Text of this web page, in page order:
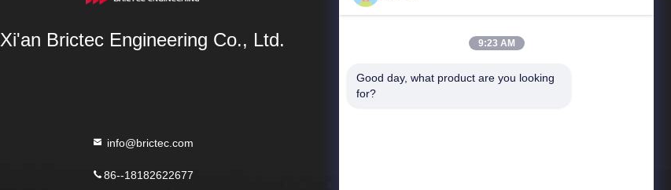
Xi'an Brictec Engineering Co., Ltd.
info@brictec.com
86--18182622677
त्वरित लिंक
9:23 AM
Good day, what product are you looking
for?